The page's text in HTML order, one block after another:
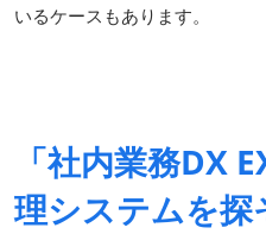
いるケースもあります。
「社内業務DX
理システムを探